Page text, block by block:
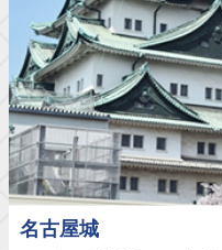
名古屋城